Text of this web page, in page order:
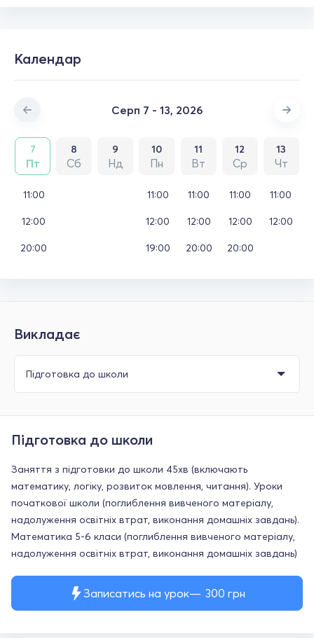
Календар
Серп 7 - 13, 2026
7
Пт
8
Сб
9
Нд
10
Пн
11
Вт
12
Ср
13
Чт
11:00
12:00
20:00
11:00
12:00
19:00
11:00
12:00
20:00
11:00
12:00
20:00
11:00
12:00
Викладає
Записатись на урок 300 грн
Підготовка до школи
Заняття з підготовки до школи 45хв (включають
математику, логіку, розвиток мовлення, читання). Уроки
початкової школи (поглиблення вивченого матеріалу,
надолуження освітніх втрат, виконання домашніх завдань).
Математика 5-6 класи (поглиблення вивченого матеріалу,
надолуження освітніх втрат, виконання домашніх завдань)